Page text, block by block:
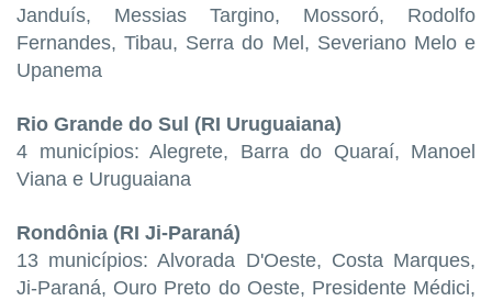
Janduís, Messias Targino, Mossoró, Rodolfo
Fernandes, Tibau, Serra do Mel, Severiano Melo e
Upanema
Rio Grande do Sul (RI Uruguaiana)
4 municípios: Alegrete, Barra do Quaraí, Manoel
Viana e Uruguaiana
Rondônia (RI Ji-Paraná)
13 municípios: Alvorada D'Oeste, Costa Marques,
Ji-Paraná, Ouro Preto do Oeste, Presidente Médici,